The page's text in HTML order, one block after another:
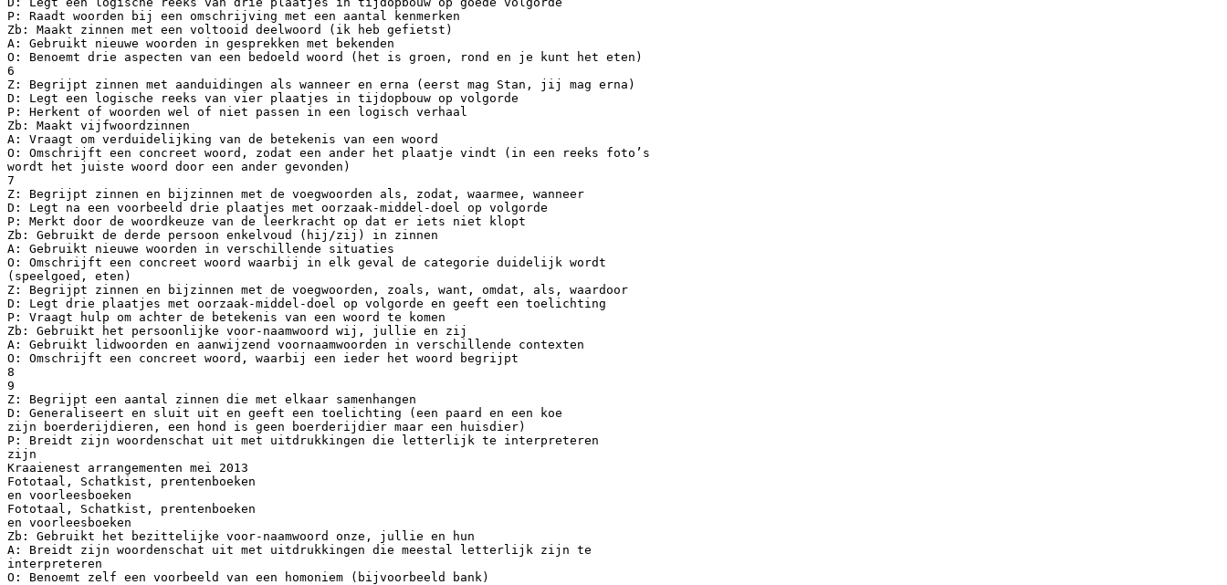
P: Raadt woorden bij een omschrijving met een aantal kenmerken
Zb: Maakt zinnen met een voltooid deelwoord (ik heb gefietst)
A: Gebruikt nieuwe woorden in gesprekken met bekenden
O: Benoemt drie aspecten van een bedoeld woord (het is groen, rond en je kunt het eten)
6
Z: Begrijpt zinnen met aanduidingen als wanneer en erna (eerst mag Stan, jij mag erna)
D: Legt een logische reeks van vier plaatjes in tijdopbouw op volgorde
P: Herkent of woorden wel of niet passen in een logisch verhaal
Zb: Maakt vijfwoordzinnen
A: Vraagt om verduidelijking van de betekenis van een woord
O: Omschrijft een concreet woord, zodat een ander het plaatje vindt (in een reeks foto’s
wordt het juiste woord door een ander gevonden)
7
Z: Begrijpt zinnen en bijzinnen met de voegwoorden als, zodat, waarmee, wanneer
D: Legt na een voorbeeld drie plaatjes met oorzaak-middel-doel op volgorde
P: Merkt door de woordkeuze van de leerkracht op dat er iets niet klopt
Zb: Gebruikt de derde persoon enkelvoud (hij/zij) in zinnen
A: Gebruikt nieuwe woorden in verschillende situaties
O: Omschrijft een concreet woord waarbij in elk geval de categorie duidelijk wordt
(speelgoed, eten)
Z: Begrijpt zinnen en bijzinnen met de voegwoorden, zoals, want, omdat, als, waardoor
D: Legt drie plaatjes met oorzaak-middel-doel op volgorde en geeft een toelichting
P: Vraagt hulp om achter de betekenis van een woord te komen
Zb: Gebruikt het persoonlijke voor-naamwoord wij, jullie en zij
A: Gebruikt lidwoorden en aanwijzend voornaamwoorden in verschillende contexten
O: Omschrijft een concreet woord, waarbij een ieder het woord begrijpt
8
9
Z: Begrijpt een aantal zinnen die met elkaar samenhangen
D: Generaliseert en sluit uit en geeft een toelichting (een paard en een koe
zijn boerderijdieren, een hond is geen boerderijdier maar een huisdier)
P: Breidt zijn woordenschat uit met uitdrukkingen die letterlijk te interpreteren
zijn
Kraaienest arrangementen mei 2013
Fototaal, Schatkist, prentenboeken
en voorleesboeken
Fototaal, Schatkist, prentenboeken
en voorleesboeken
Zb: Gebruikt het bezittelijke voor-naamwoord onze, jullie en hun
A: Breidt zijn woordenschat uit met uitdrukkingen die meestal letterlijk zijn te
interpreteren
O: Benoemt zelf een voorbeeld van een homoniem (bijvoorbeeld bank)